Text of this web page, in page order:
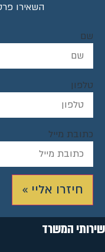
השאירו
שם
טלפון
כתובת מייל
חיזרו אליי »
שירותי המשרד